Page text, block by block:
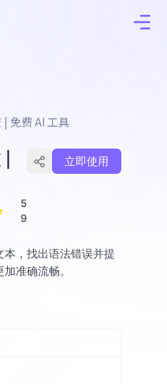
| 免费 AI 工具
5
9
立即使用
，找出语法错误并提
准确流畅。